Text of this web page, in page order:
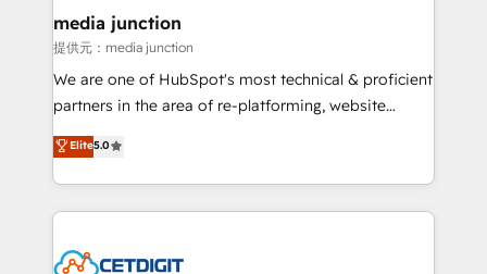
Mexico, USA, and Portugal—we've executed over a
hundred successful operations. Our approach,
rooted in RevOps principles, integrates analysis,
training, planning, and qualification. Leveraging
inbound marketing tactics, we focus on
understanding, nurturing, and converting leads.
competitive market.
media junction
提供元：media junction
We are one of HubSpot's most technical & proficient
partners in the area of re-platforming, website
design & development. We specialize in multi-hub
implementations for mid-market & enterprise
companies. We are woman-owned, powered by
coffee, and we ❤️ dogs. We produce award-winning
Impact Award 🏆2022 Technical Expertise Impact
Elite5.0